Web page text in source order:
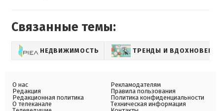
Связанные темы:
НЕДВИЖИМОСТЬ ТРЕНДЫ И ВДОХНОВЕНИЕ
О нас
Редакция
Редакционная политика
О телеканале
Рекламодателям
Правила пользования
Политика конфиденциальности
Техническая информация